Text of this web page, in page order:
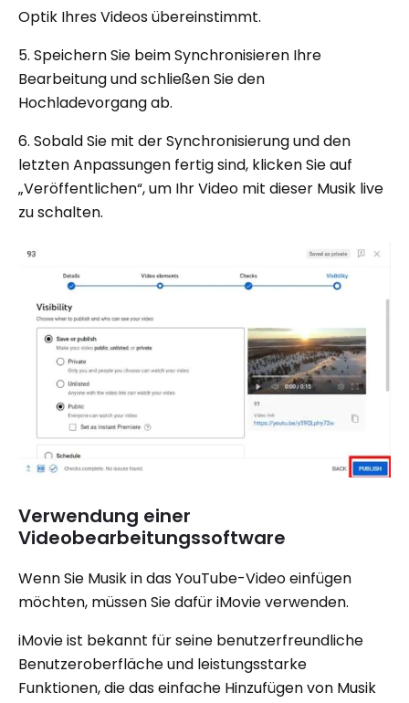
Optik Ihres Videos übereinstimmt.
5. Speichern Sie beim Synchronisieren Ihre
Bearbeitung und schließen Sie den
Hochladevorgang ab.
6. Sobald Sie mit der Synchronisierung und den
letzten Anpassungen fertig sind, klicken Sie auf
„Veröffentlichen“, um Ihr Video mit dieser Musik live
zu schalten.
Verwendung einer
Videobearbeitungssoftware
Wenn Sie Musik in das YouTube-Video einfügen
möchten, müssen Sie dafür iMovie verwenden.
iMovie ist bekannt für seine benutzerfreundliche
Benutzeroberfläche und leistungsstarke
Funktionen, die das einfache Hinzufügen von Musik